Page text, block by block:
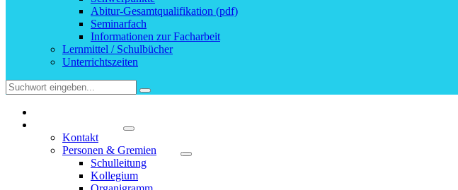
Abitur-Gesamtqualifikation (pdf)
Seminarfach
Informationen zur Facharbeit
Lernmittel / Schulbücher
Unterrichtszeiten
Kontakt
Personen & Gremien
Schulleitung
Kollegium